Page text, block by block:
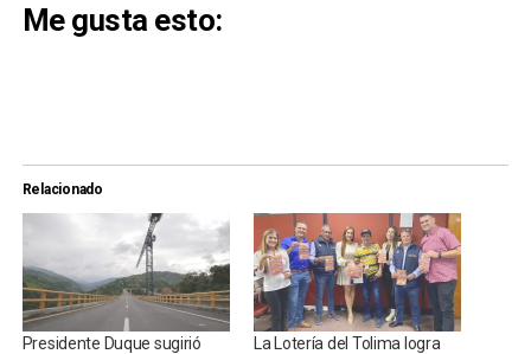
Me gusta esto:
Relacionado
Presidente Duque sugirió
La Lotería del Tolima logra